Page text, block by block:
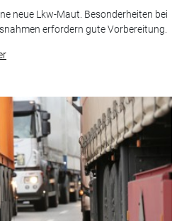
neue Lkw-Maut. Besonderheiten bei
erfordern gute Vorbereitung.